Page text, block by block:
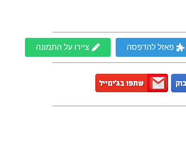
פאזל להדפסה ציירו על התמונה